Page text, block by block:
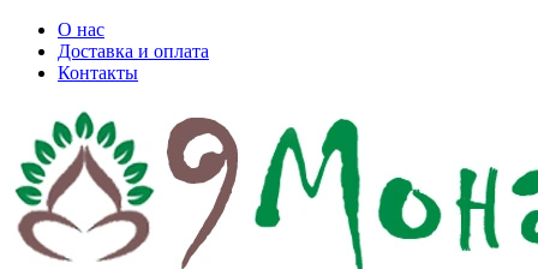
О нас
Доставка и оплата
Контакты